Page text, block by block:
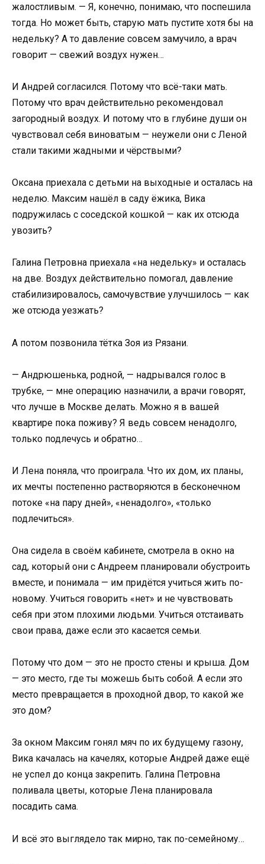
жалостливым. — Я, конечно, понимаю, что поспешила
тогда. Но может быть, старую мать пустите хотя бы на
недельку? А то давление совсем замучило, а врач
говорит — свежий воздух нужен…
И Андрей согласился. Потому что всё-таки мать.
Потому что врач действительно рекомендовал
загородный воздух. И потому что в глубине души он
чувствовал себя виноватым — неужели они с Леной
стали такими жадными и чёрствыми?
Оксана приехала с детьми на выходные и осталась на
неделю. Максим нашёл в саду ёжика, Вика
подружилась с соседской кошкой — как их отсюда
увозить?
Галина Петровна приехала «на недельку» и осталась
на две. Воздух действительно помогал, давление
стабилизировалось, самочувствие улучшилось — как
же отсюда уезжать?
А потом позвонила тётка Зоя из Рязани.
— Андрюшенька, родной, — надрывался голос в
трубке, — мне операцию назначили, а врачи говорят,
что лучше в Москве делать. Можно я в вашей
квартире пока поживу? Я ведь совсем ненадолго,
только подлечусь и обратно…
И Лена поняла, что проиграла. Что их дом, их планы,
их мечты постепенно растворяются в бесконечном
потоке «на пару дней», «ненадолго», «только
подлечиться».
Она сидела в своём кабинете, смотрела в окно на
сад, который они с Андреем планировали обустроить
вместе, и понимала — им придётся учиться жить по-
новому. Учиться говорить «нет» и не чувствовать
себя при этом плохими людьми. Учиться отстаивать
свои права, даже если это касается семьи.
Потому что дом — это не просто стены и крыша. Дом
— это место, где ты можешь быть собой. А если это
место превращается в проходной двор, то какой же
это дом?
За окном Максим гонял мяч по их будущему газону,
Вика качалась на качелях, которые Андрей даже ещё
не успел до конца закрепить. Галина Петровна
поливала цветы, которые Лена планировала
посадить сама.
И всё это выглядело так мирно, так по-семейному…